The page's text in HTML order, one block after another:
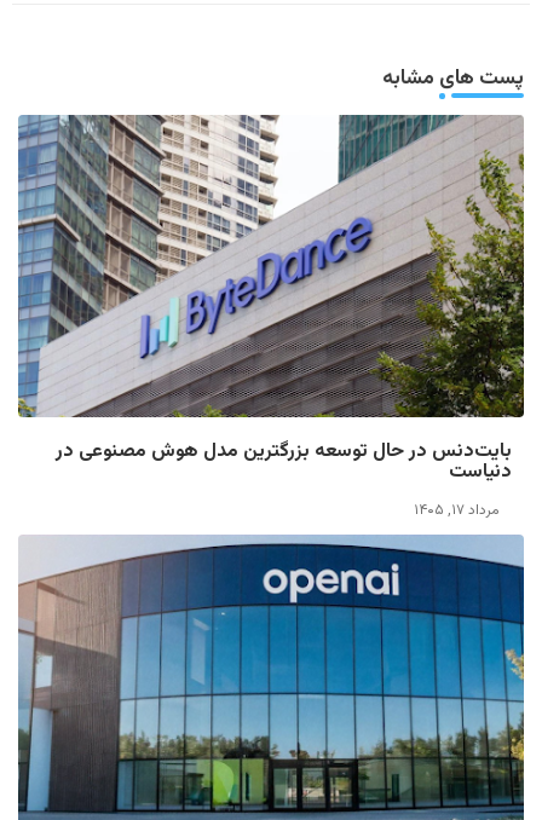
پست های مشابه
بایت‌دنس در حال توسعه بزرگترین مدل هوش مصنوعی در
دنیاست
مرداد ۱۷, ۱۴۰۵